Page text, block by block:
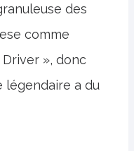
des
comme
», donc
légendaire a du